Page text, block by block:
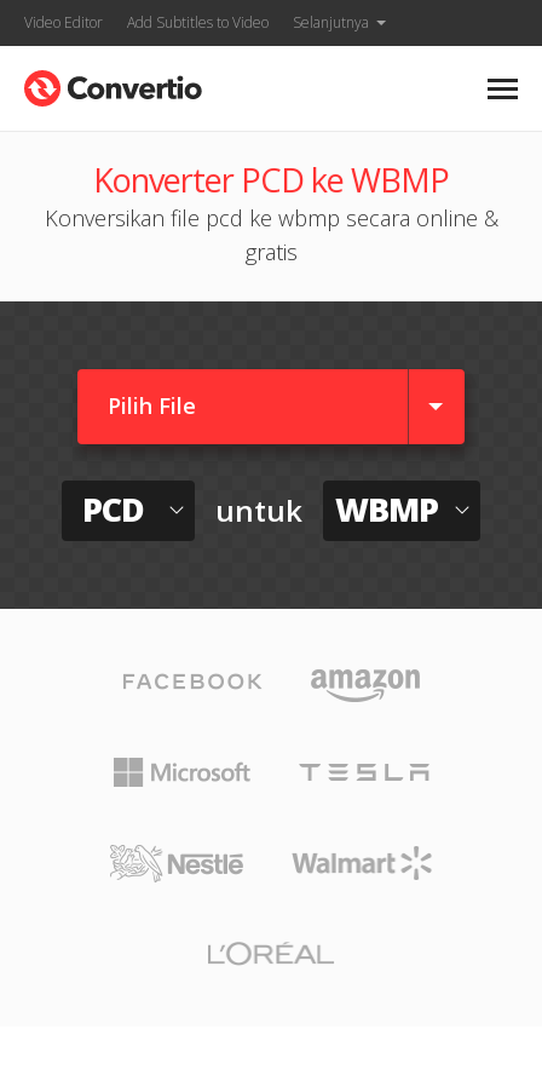
Video Editor Add Subtitles to Video Selanjutnya
Konverter PCD ke WBMP
Konversikan file pcd ke wbmp secara online &
gratis
Pilih File
PCD untuk WBMP